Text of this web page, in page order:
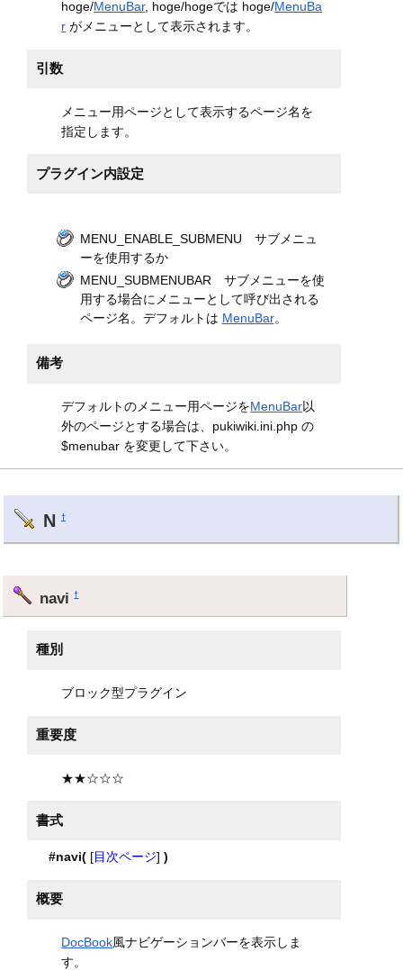
hoge/MenuBar, hoge/hogeでは hoge/MenuBa
r がメニューとして表示されます。
引数
メニュー用ページとして表示するページ名を
指定します。
プラグイン内設定
MENU_ENABLE_SUBMENU サブメニュ
ーを使用するか
MENU_SUBMENUBAR サブメニューを使
用する場合にメニューとして呼び出される
ページ名。デフォルトは MenuBar。
備考
デフォルトのメニュー用ページをMenuBar以
外のページとする場合は、pukiwiki.ini.php の
$menubar を変更して下さい。
N †
navi†
種別
ブロック型プラグイン
重要度
★★☆☆☆
書式
#navi([目次ページ] )
概要
DocBook風ナビゲーションバーを表示しま
す。